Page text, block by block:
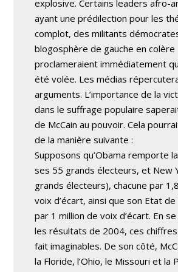
explosive. Certains leaders afro-
ayant une prédilection pour les
complot, des militants
blogosphère de gauche en colère
proclameraient immédiatement
été volée. Les médias
arguments. L’importance de la
dans le suffrage populaire
de McCain au pouvoir. Cela
de la manière suivante :
Supposons qu’Obama remporte
ses 55 grands électeurs, et New
grands électeurs), chacune par
voix d’écart, ainsi que son Etat de
par 1 million de voix d’écart. En
les résultats de 2004, ces
fait imaginables. De son côté,
la Floride, l’Ohio, le Missouri et la